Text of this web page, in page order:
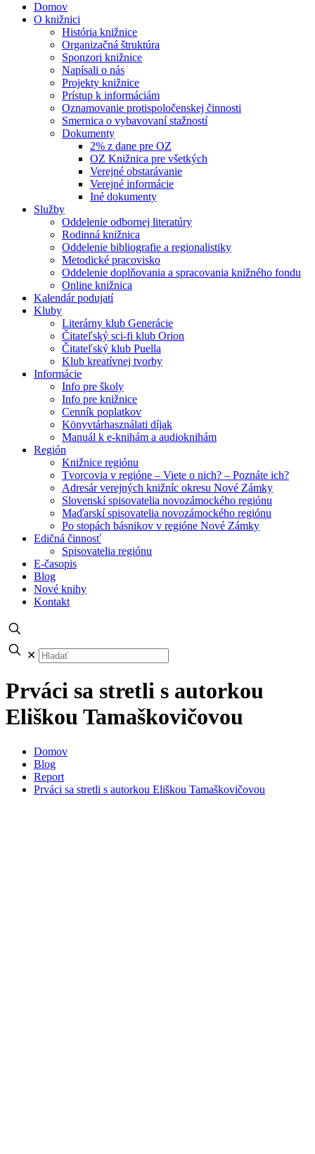
Domov
O knižnici
História knižnice
Organizačná štruktúra
Sponzori knižnice
Napísali o nás
Projekty knižnice
Prístup k informáciám
Oznamovanie protispoločenskej činnosti
Smernica o vybavovaní stažností
Dokumenty
2% z dane pre OZ
OZ Knižnica pre všetkých
Verejné obstarávanie
Verejné informácie
Iné dokumenty
Služby
Oddelenie odbornej literatúry
Rodinná knižnica
Oddelenie bibliografie a regionalistiky
Metodické pracovisko
Oddelenie doplňovania a spracovania knižného fondu
Online knižnica
Kalendár podujatí
Kluby
Literárny klub Generácie
Čitateľský sci-fi klub Orion
Čitateľský klub Puella
Klub kreatívnej tvorby
Informácie
Info pre školy
Info pre knižnice
Cenník poplatkov
Könyvtárhasználati díjak
Manuál k e-knihám a audioknihám
Región
Knižnice regiónu
Tvorcovia v regióne – Viete o nich? – Poznáte ich?
Adresár verejných knižníc okresu Nové Zámky
Slovenskí spisovatelia novozámockého regiónu
Maďarskí spisovatelia novozámockého regiónu
Po stopách básnikov v regióne Nové Zámky
Edičná činnosť
Spisovatelia regiónu
E-časopis
Blog
Nové knihy
Kontakt
✕
Prváci sa stretli s autorkou
Eliškou Tamaškovičovou
Domov
Blog
Report
Prváci sa stretli s autorkou Eliškou Tamaškovičovou